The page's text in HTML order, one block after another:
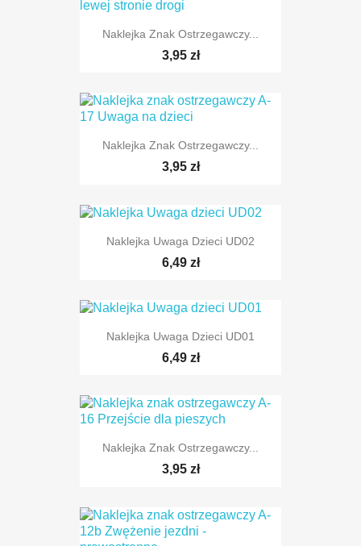
Naklejka Znak Ostrzegawczy...
3,95 zł
TYLKO ONLINE
Naklejka Znak Ostrzegawczy...
3,95 zł
Naklejka Uwaga Dzieci UD02
6,49 zł
Naklejka Uwaga Dzieci UD01
6,49 zł
Naklejka Znak Ostrzegawczy...
3,95 zł